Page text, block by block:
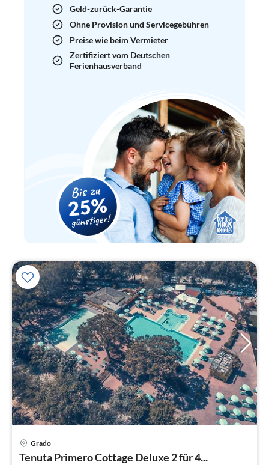
Geld-zurück-Garantie
Ohne Provision und Servicegebühren
Preise wie beim Vermieter
Zertifiziert vom Deutschen
Ferienhausverband
Grado
Tenuta Primero Cottage Deluxe 2 für 4...